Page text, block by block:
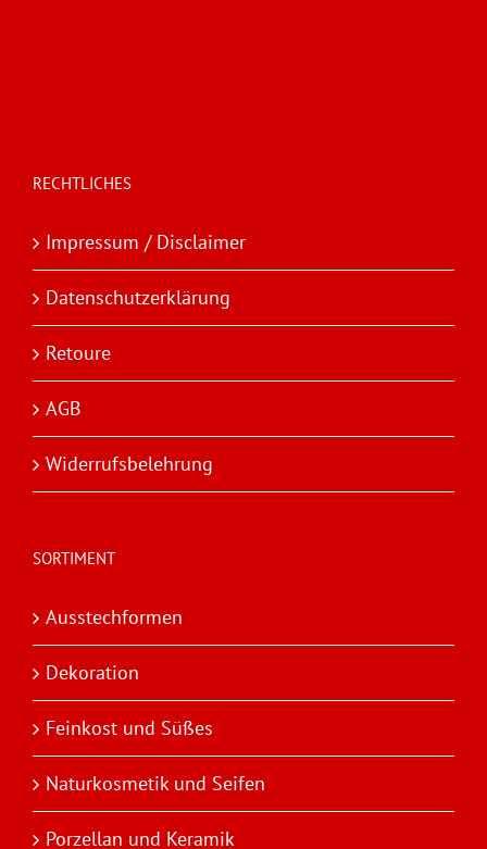
RECHTLICHES
Impressum / Disclaimer
Datenschutzerklärung
Retoure
AGB
Widerrufsbelehrung
SORTIMENT
Ausstechformen
Dekoration
Feinkost und Süßes
Naturkosmetik und Seifen
Porzellan und Keramik